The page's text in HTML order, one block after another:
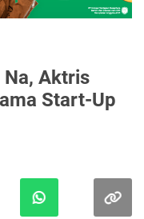
Na, Aktris
Start-Up